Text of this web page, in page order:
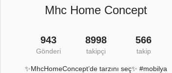
Mhc Home Concept
943
Gönderi
8998
takipçi
566
takip
✨MhcHomeConcept’de tarzını seç✨ #mobilya